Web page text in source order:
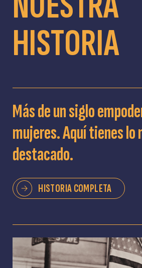
HISTORIA
Más de un siglo
mujeres. Aquí tienes lo
destacado.
HISTORIA COMPLETA